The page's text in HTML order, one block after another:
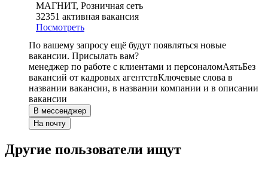
МАГНИТ, Розничная сеть
32351 активная вакансия
Посмотреть
По вашему запросу ещё будут появляться новые
вакансии. Присылать вам?
менеджер по работе с клиентами и персоналомАятьБез
вакансий от кадровых агентствКлючевые слова в
названии вакансии, в названии компании и в описании
вакансии
В мессенджер
На почту
Другие пользователи ищут